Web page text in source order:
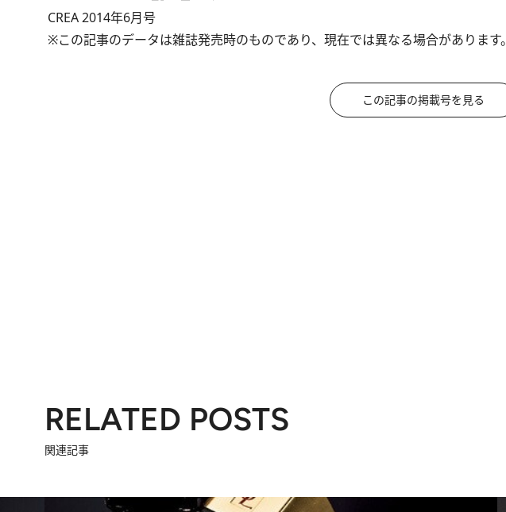
CREA 2014年6月号
※この記事のデータは雑誌発売時のものであり、現在では異なる場合があります。
この記事の掲載号を見る
RELATED POSTS
関連記事